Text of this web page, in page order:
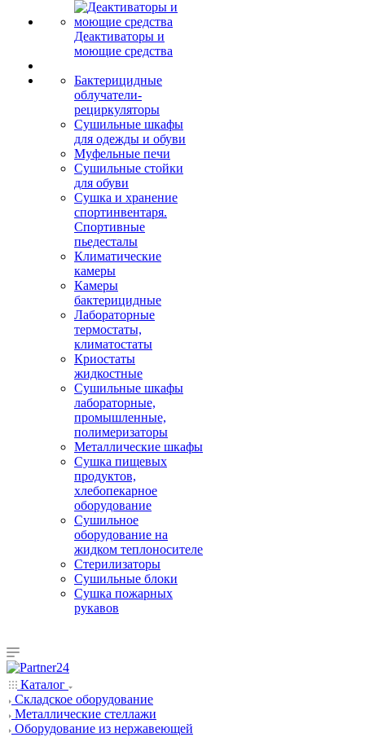
Деактиваторы и
моющие средства
Бактерицидные
облучатели-
рециркуляторы
Сушильные шкафы
для одежды и обуви
Муфельные печи
Сушильные стойки
для обуви
Сушка и хранение
спортинвентаря.
Спортивные
пьедесталы
Климатические
камеры
Камеры
бактерицидные
Лабораторные
термостаты,
климатостаты
Криостаты
жидкостные
Сушильные шкафы
лабораторные,
промышленные,
полимеризаторы
Металлические шкафы
Сушка пищевых
продуктов,
хлебопекарное
оборудование
Сушильное
оборудование на
жидком теплоносителе
Стерилизаторы
Сушильные блоки
Сушка пожарных
рукавов
Каталог
Складское оборудование
Металлические стеллажи
Оборудование из нержавеющей